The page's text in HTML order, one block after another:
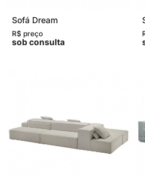
Sofá Dream
R$ preço
sob consulta